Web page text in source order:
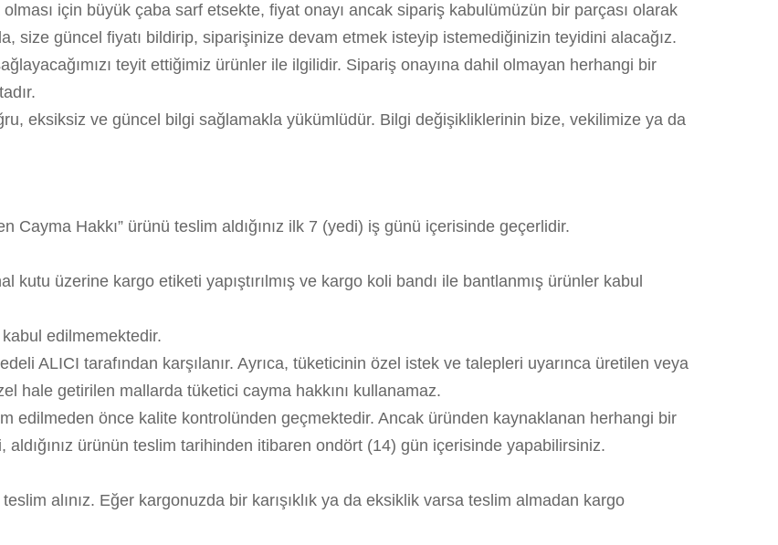
için büyük çaba sarf etsekte, fiyat onayı ancak sipariş kabulümüzün bir parçası olarak
size güncel fiyatı bildirip, siparişinize devam etmek isteyip istemediğinizin teyidini alacağız.
teyit ettiğimiz ürünler ile ilgilidir. Sipariş onayına dahil olmayan herhangi bir
eksiksiz ve güncel bilgi sağlamakla yükümlüdür. Bilgi değişikliklerinin bize, vekilimize ya da
Cayma Hakkı” ürünü teslim aldığınız ilk 7 (yedi) iş günü içerisinde geçerlidir.
kutu üzerine kargo etiketi yapıştırılmış ve kargo koli bandı ile bantlanmış ürünler kabul
edilmemektedir.
ALICI tarafından karşılanır. Ayrıca, tüketicinin özel istek ve talepleri uyarınca üretilen veya
hale getirilen mallarda tüketici cayma hakkını kullanamaz.
edilmeden önce kalite kontrolünden geçmektedir. Ancak üründen kaynaklanan herhangi bir
ürünün teslim tarihinden itibaren ondört (14) gün içerisinde yapabilirsiniz.
alınız. Eğer kargonuzda bir karışıklık ya da eksiklik varsa teslim almadan kargo